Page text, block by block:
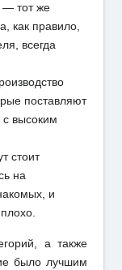
— тот же
как правило,
всегда
поставляют
высоким
стоит
на
и
а также
было лучшим